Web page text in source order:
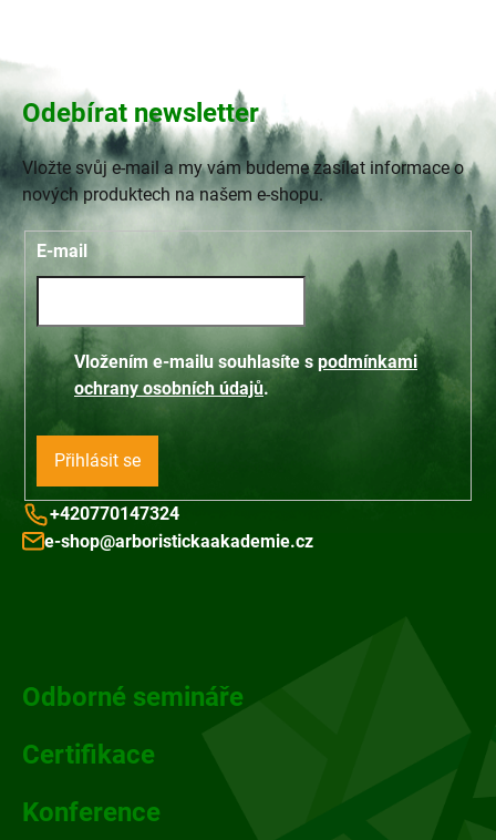
Odebírat newsletter
Vložte svůj e-mail a my vám budeme zasílat informace o
nových produktech na našem e-shopu.
E-mail
Vložením e-mailu souhlasíte s podmínkami
ochrany osobních údajů.
Přihlásit se
+420770147324
e-shop@arboristickaakademie.cz
Odborné semináře
Certifikace
Konference